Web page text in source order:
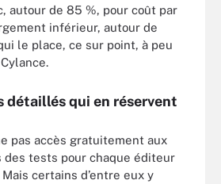
autour de 85 %, pour coût par
inférieur, autour de
le place, ce sur point, à peu
détaillés qui en réservent
pas accès gratuitement aux
tests pour chaque éditeur
certains d’entre eux y